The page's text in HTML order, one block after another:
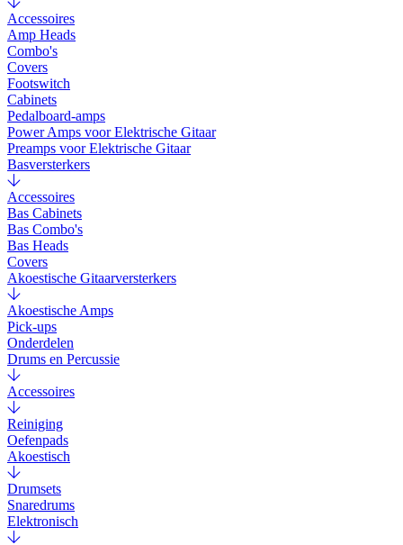
Accessoires
Amp Heads
Combo's
Covers
Footswitch
Cabinets
Pedalboard-amps
Power Amps voor Elektrische Gitaar
Preamps voor Elektrische Gitaar
Basversterkers
Accessoires
Bas Cabinets
Bas Combo's
Bas Heads
Covers
Akoestische Gitaarversterkers
Akoestische Amps
Pick-ups
Onderdelen
Drums en Percussie
Accessoires
Reiniging
Oefenpads
Akoestisch
Drumsets
Snaredrums
Elektronisch